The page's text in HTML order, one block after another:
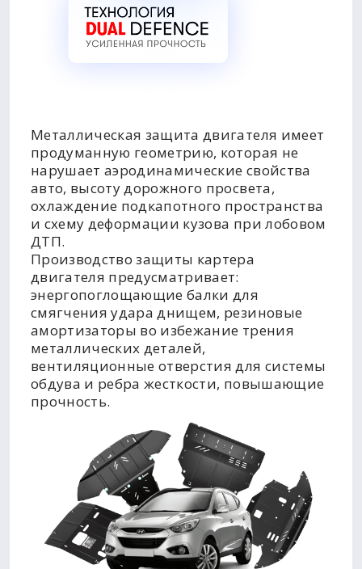
Металлическая защита двигателя имеет
продуманную геометрию, которая не
нарушает аэродинамические свойства
авто, высоту дорожного просвета,
охлаждение подкапотного пространства
и схему деформации кузова при лобовом
ДТП.
Производство защиты картера
двигателя предусматривает:
энергопоглощающие балки для
смягчения удара днищем, резиновые
амортизаторы во избежание трения
металлических деталей,
вентиляционные отверстия для системы
обдува и ребра жесткости, повышающие
прочность.